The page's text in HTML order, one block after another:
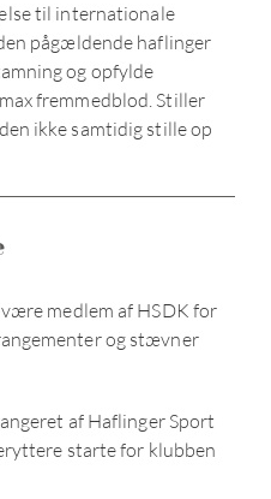
til internationale
pågældende haflinger
og opfylde
fremmedblod. Stiller
ikke samtidig stille op
medlem af HSDK for
og stævner
af Haflinger Sport
starte for klubben